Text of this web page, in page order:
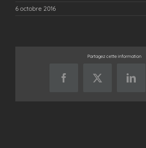
6 octobre 2016
Partagez cette information
FacebookX